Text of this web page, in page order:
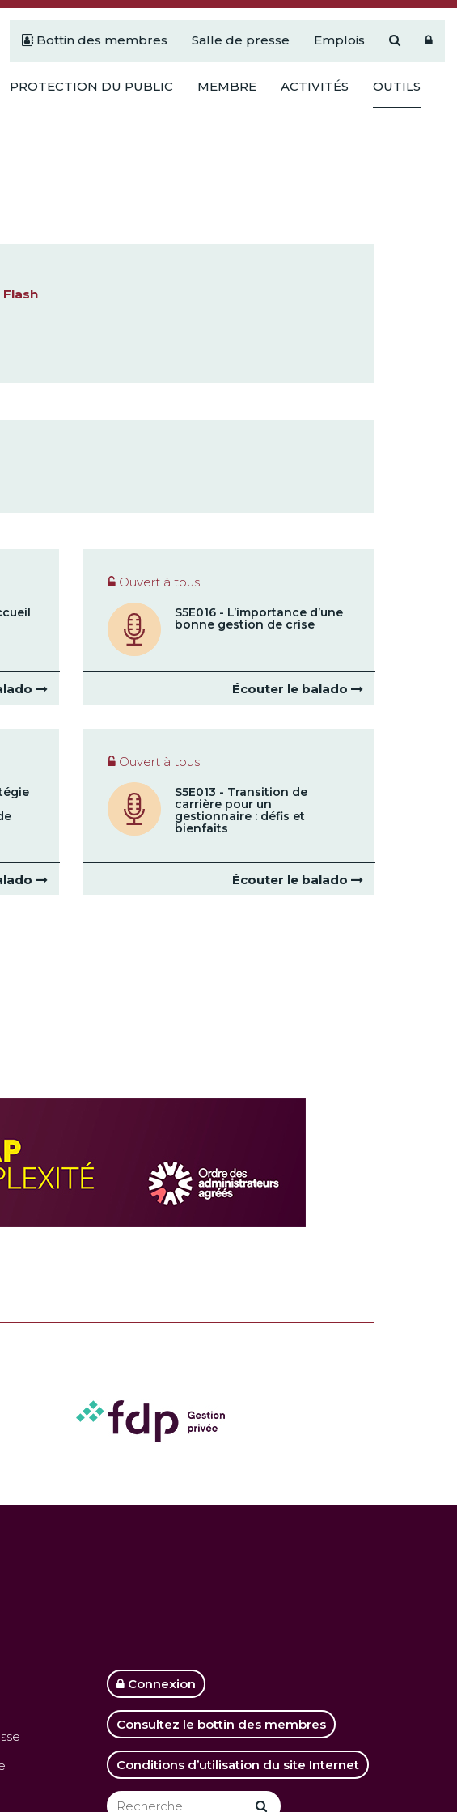
Bottin des membres Salle de presse Emplois
PROTECTION DU PUBLIC MEMBRE ACTIVITÉS OUTILS
Flash.
Ouvert à tous
S5E016 - L’importance d’une
bonne gestion de crise
Écouter le balado
Ouvert à tous
S5E013 - Transition de
carrière pour un
gestionnaire : défis et
bienfaits
Écouter le balado
Connexion
Consultez le bottin des membres
Conditions d’utilisation du site Internet